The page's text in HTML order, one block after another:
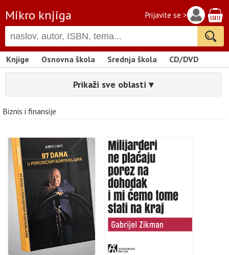
Mikro knjiga Prijavite se >
Knjige Osnovna škola Srednja škola CD/DVD
Prikaži sve oblasti ▾
Biznis i finansije